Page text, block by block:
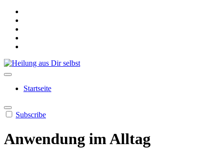
Startseite
Subscribe
Anwendung im Alltag